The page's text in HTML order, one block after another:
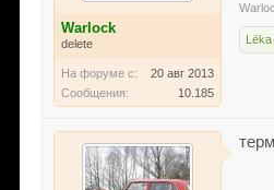
Warlock
delete
На форуме с:
20 авг 2013
Сообщения:
10.185
Lёka